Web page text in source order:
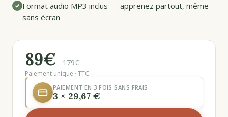
Format audio MP3 inclus — apprenez partout, même
sans écran
89€ 179€
Paiement unique · TTC
PAIEMENT EN 3 FOIS SANS FRAIS
3 × 29,67 €